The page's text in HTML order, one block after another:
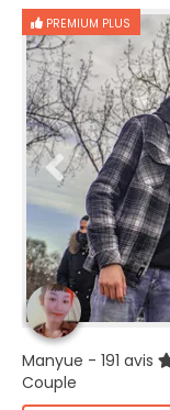
PREMIUM PLUS
Manyue - 191 avis
Couple